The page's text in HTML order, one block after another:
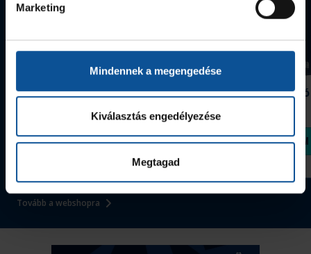
Marketing
Mindennek a megengedése
Kiválasztás engedélyezése
Megtagad
Tovább a webshopra
Grafitceruza 25/26
Megvásárolom Megvásárolom